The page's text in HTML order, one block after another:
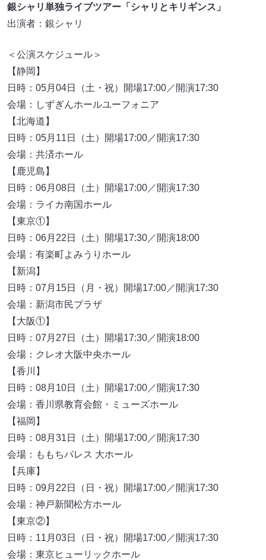
銀シャリ単独ライブツアー「シャリとキリギンス」
出演者：銀シャリ
＜公演スケジュール＞
【静岡】
日時：05月04日（土・祝）開場17:00／開演17:30
会場：しずぎんホールユーフォニア
【北海道】
日時：05月11日（土）開場17:00／開演17:30
会場：共済ホール
【鹿児島】
日時：06月08日（土）開場17:00／開演17:30
会場：ライカ南国ホール
【東京①】
日時：06月22日（土）開場17:30／開演18:00
会場：有楽町よみうりホール
【新潟】
日時：07月15日（月・祝）開場17:00／開演17:30
会場：新潟市民プラザ
【大阪①】
日時：07月27日（土）開場17:30／開演18:00
会場：クレオ大阪中央ホール
【香川】
日時：08月10日（土）開場17:00／開演17:30
会場：香川県教育会館・ミューズホール
【福岡】
日時：08月31日（土）開場17:00／開演17:30
会場：ももちパレス 大ホール
【兵庫】
日時：09月22日（日・祝）開場17:00／開演17:30
会場：神戸新聞松方ホール
【東京②】
日時：11月03日（日・祝）開場17:00／開演17:30
会場：東京ヒューリックホール